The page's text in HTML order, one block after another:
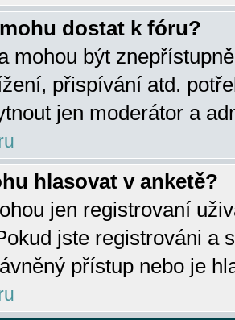
dostat k fóru?
mohou být
přispívání atd.
jen moderátor a
hlasovat v anketě?
jen registrovaní
jste registrováni a
přístup nebo je